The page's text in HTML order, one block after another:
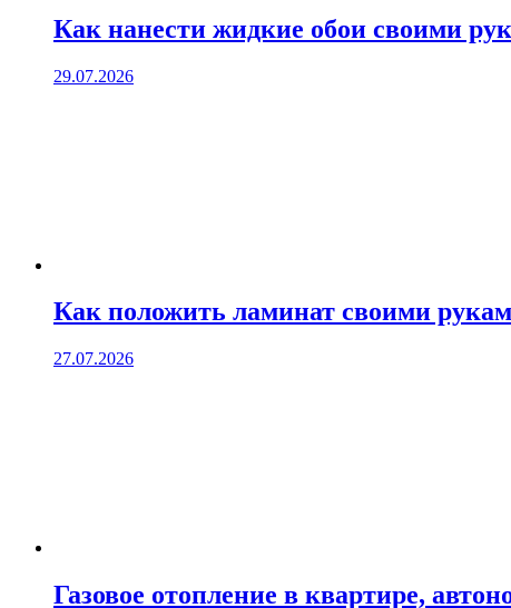
Как нанести жидкие обои своими
29.07.2026
Как положить ламинат своими
27.07.2026
Газовое отопление в квартире,